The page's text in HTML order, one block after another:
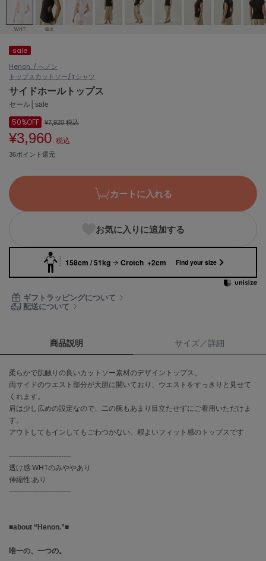
ェア (121)
(124)
ánuans
アニュアンス
ànuke
アンヌーク
ASICS
アシックス
Ballelite
バレリット
バンドリヤー
Barbour
バブアー
ビヨンドクローゼット
Calvin Klein
カルバン・クライン
Clarks Premium
クラークス
CODE A
コードエー
コール ハーン
CONVERSE
DANSKIN
ダンスキン
WHT BLK
sale
Henon. / へノン
トップスカットソー/Tシャツ
サイドホールトップス
セール│sale
50%OFF ¥7,920税込
¥3,960 税込
36ポイント還元
カートに入れる
お気に入りに追加する
158cm / 51kg Crotch +2cm Find your size
ギフトラッピングについて
配送について
商品説明 サイズ／詳細
柔らかで肌触りの良いカットソー素材のデザイントップス。
両サイドのウエスト部分が大胆に開いており、ウエストをすっきりと見せて
くれます。
肩は少し広めの設定なので、二の腕もあまり目立たせずにご着用いただけま
す。
アウトしてもインしてもごわつかない、程よいフィット感のトップスです
--------------------------
透け感:WHTのみややあり
伸縮性:あり
--------------------------
■about “Henon.”■
唯一の、一つの。